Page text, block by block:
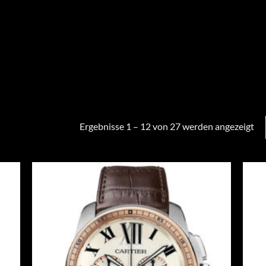
Ergebnisse 1 – 12 von 27 werden angezeigt